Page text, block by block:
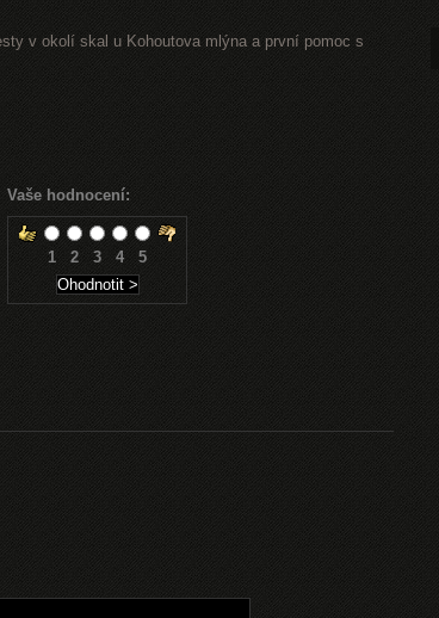
v okolí skal u Kohoutova mlýna a první pomoc s
Vaše hodnocení:
1 2 3 4 5